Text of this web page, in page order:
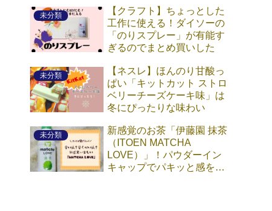
未分類
【クラフト】ちょっとした
工作に使える！ダイソーの
「のりスプレー」が有能す
ぎるのでまとめ買いした
未分類
【ネスレ】ほんのり甘酸っ
ぱい「キットカット ストロ
ベリーチーズケーキ味」は
冬にぴったりな味わい
未分類
新感覚のお茶「伊藤園 抹茶
（ITOEN MATCHA
LOVE）」！パウダーイン
キャップでパキッと感を楽